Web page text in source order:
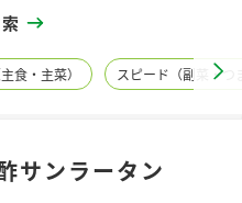
食・主菜） スピード（副菜・つ
サンラータン